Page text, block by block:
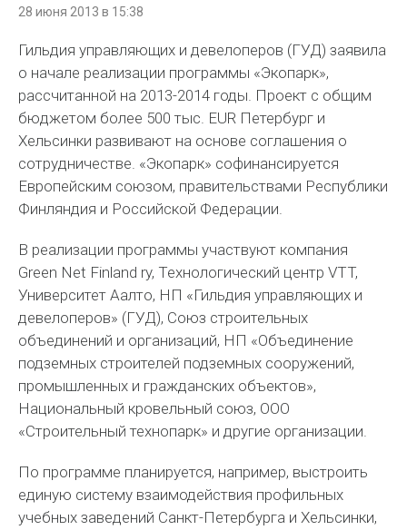
28 июня 2013 в 15:38
Гильдия управляющих и девелоперов (ГУД) заявила
о начале реализации программы «Экопарк»,
рассчитанной на 2013-2014 годы. Проект с общим
бюджетом более 500 тыс. EUR Петербург и
Хельсинки развивают на основе соглашения о
сотрудничестве. «Экопарк» софинансируется
Европейским союзом, правительствами Республики
Финляндия и Российской Федерации.
В реализации программы участвуют компания
Green Net Finland ry, Технологический центр VTT,
Университет Аалто, НП «Гильдия управляющих и
девелоперов» (ГУД), Союз строительных
объединений и организаций, НП «Объединение
подземных строителей подземных сооружений,
промышленных и гражданских объектов»,
Национальный кровельный союз, ООО
«Строительный технопарк» и другие организации.
По программе планируется, например, выстроить
единую систему взаимодействия профильных
учебных заведений Санкт-Петербурга и Хельсинки,